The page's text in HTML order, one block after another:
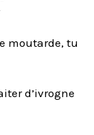
moutarde, tu
d’ivrogne